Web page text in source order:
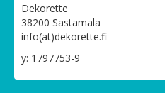
Dekorette
38200 Sastamala
info(at)dekorette.fi
y: 1797753-9